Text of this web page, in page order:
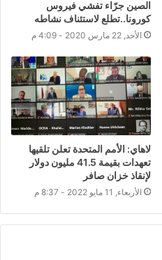
الصين جرّاء تفشي فيروس
كورونا..تطلع لاستئناف نشاطه
الأحد, 22 مارس 2020 - 4:09 م
لاهاي: الأمم المتحدة تعلن تلقيها
تعهدات بقيمة 41.5 مليون دولار
لإنقاذ خزان صافر
الأربعاء, 11 مايو 2022 - 8:37 م